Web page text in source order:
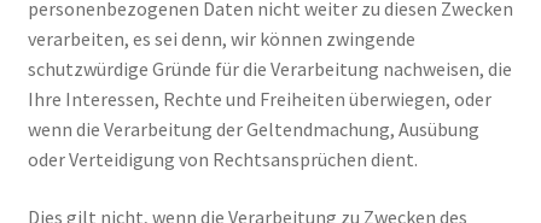
personenbezogenen Daten nicht weiter zu diesen Zwecken
verarbeiten, es sei denn, wir können zwingende
schutzwürdige Gründe für die Verarbeitung nachweisen, die
Ihre Interessen, Rechte und Freiheiten überwiegen, oder
wenn die Verarbeitung der Geltendmachung, Ausübung
oder Verteidigung von Rechtsansprüchen dient.
Dies gilt nicht, wenn die Verarbeitung zu Zwecken des